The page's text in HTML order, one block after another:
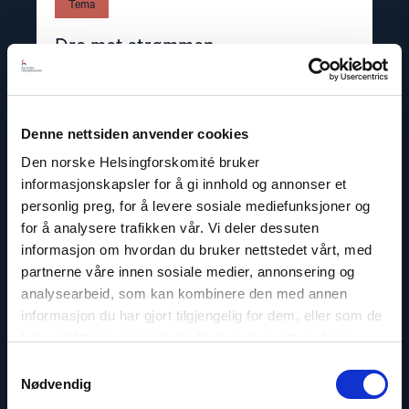
Denne nettsiden anvender cookies
Den norske Helsingforskomité bruker
informasjonskapsler for å gi innhold og annonser et
personlig preg, for å levere sosiale mediefunksjoner og
for å analysere trafikken vår. Vi deler dessuten
informasjon om hvordan du bruker nettstedet vårt, med
partnerne våre innen sosiale medier, annonsering og
analysearbeid, som kan kombinere den med annen
informasjon du har gjort tilgjengelig for dem, eller som de
Nødvendig
Tema
Dro mot strømmen
article
"Europas
moralske
stemme"